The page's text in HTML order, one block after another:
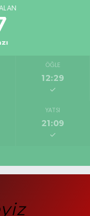
ÖĞLE
12:29
YATSI
21:09